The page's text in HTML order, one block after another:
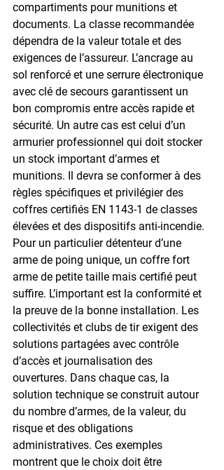
compartiments pour munitions et
documents. La classe recommandée
dépendra de la valeur totale et des
exigences de l’assureur. L’ancrage au
sol renforcé et une serrure électronique
avec clé de secours garantissent un
bon compromis entre accès rapide et
sécurité. Un autre cas est celui d’un
armurier professionnel qui doit stocker
un stock important d’armes et
munitions. Il devra se conformer à des
règles spécifiques et privilégier des
coffres certifiés EN 1143-1 de classes
élevées et des dispositifs anti-incendie.
Pour un particulier détenteur d’une
arme de poing unique, un coffre fort
arme de petite taille mais certifié peut
suffire. L’important est la conformité et
la preuve de la bonne installation. Les
collectivités et clubs de tir exigent des
solutions partagées avec contrôle
d’accès et journalisation des
ouvertures. Dans chaque cas, la
solution technique se construit autour
du nombre d’armes, de la valeur, du
risque et des obligations
administratives. Ces exemples
montrent que le choix doit être